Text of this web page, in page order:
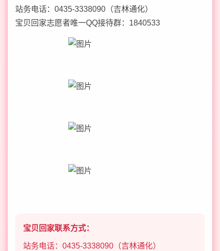
站务电话：0435-3338090（吉林通化）
宝贝回家志愿者唯一QQ接待群：1840533
宝贝回家联系方式：
站务电话：0435-3338090（吉林通化）